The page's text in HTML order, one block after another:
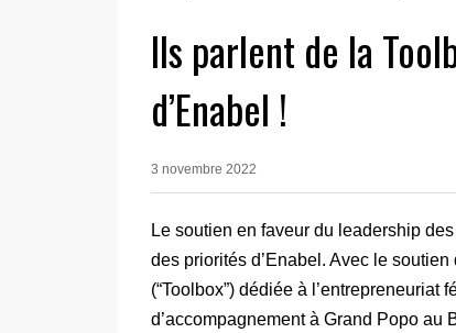
Ils parlent de la
d’Enabel !
3 novembre 2022
Le soutien en faveur du leadership
des priorités d’Enabel. Avec le
(“Toolbox”) dédiée à l’entrepreneuriat
d’accompagnement à Grand Popo au